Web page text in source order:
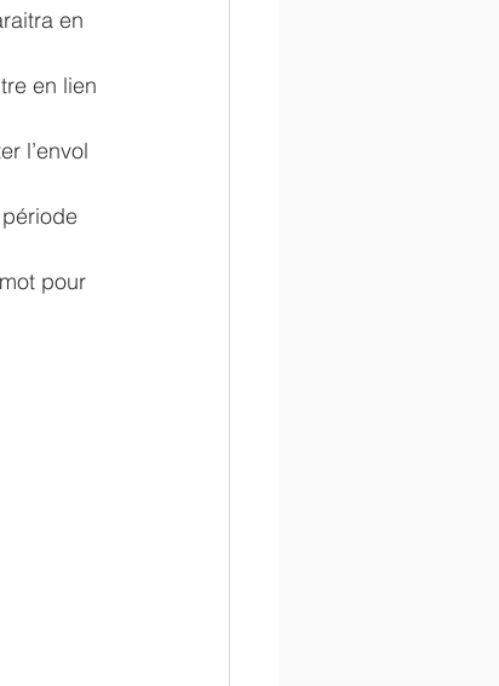
en
en lien
l’envol
pour